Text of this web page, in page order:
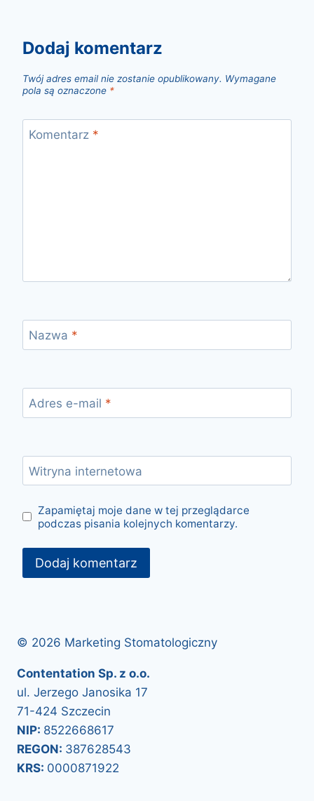
dodaj komentarz
Twój adres email nie zostanie opublikowany. Wymagane
pola są oznaczone *
Komentarz *
Nazwa *
Adres e-mail *
Witryna internetowa
Zapamiętaj moje dane w tej przeglądarce
podczas pisania kolejnych komentarzy.
© 2026 Marketing Stomatologiczny
Contentation Sp. z o.o.
ul. Jerzego Janosika 17
71-424 Szczecin
NIP: 8522668617
REGON: 387628543
KRS: 0000871922